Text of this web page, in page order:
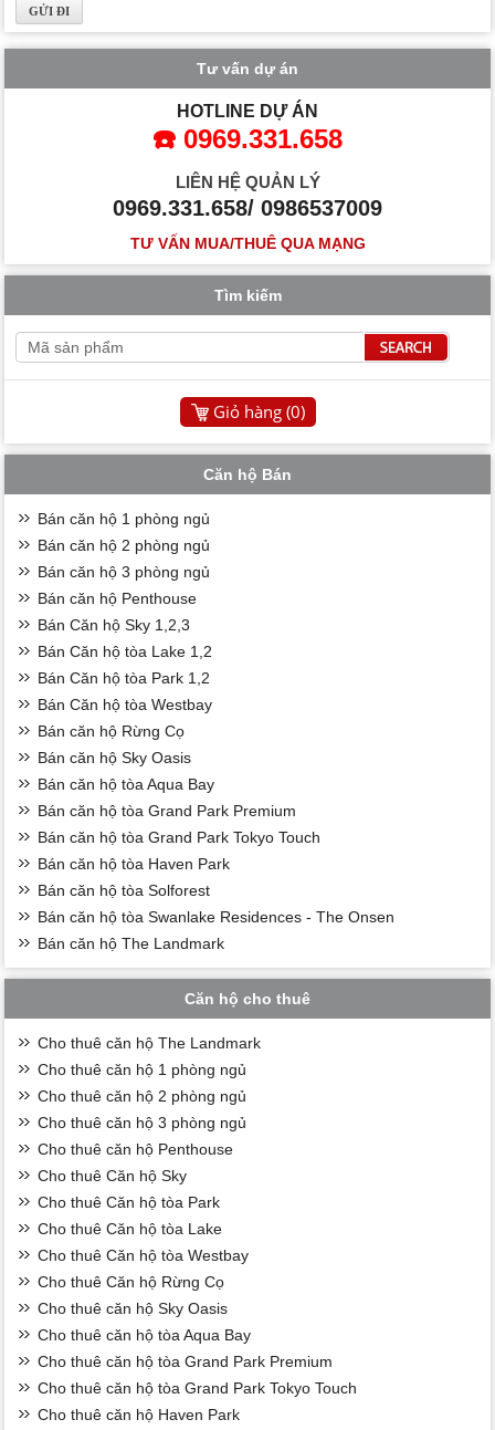
Tư vấn dự án
HOTLINE DỰ ÁN
☎️ 0969.331.658
LIÊN HỆ QUẢN LÝ
0969.331.658/ 0986537009
TƯ VẤN MUA/THUÊ QUA MẠNG
Tìm kiếm
Giỏ hàng (0)
Căn hộ Bán
Bán căn hộ 1 phòng ngủ
Bán căn hộ 2 phòng ngủ
Bán căn hộ 3 phòng ngủ
Bán căn hộ Penthouse
Bán Căn hộ Sky 1,2,3
Bán Căn hộ tòa Lake 1,2
Bán Căn hộ tòa Park 1,2
Bán Căn hộ tòa Westbay
Bán căn hộ Rừng Cọ
Bán căn hộ Sky Oasis
Bán căn hộ tòa Aqua Bay
Bán căn hộ tòa Grand Park Premium
Bán căn hộ tòa Grand Park Tokyo Touch
Bán căn hộ tòa Haven Park
Bán căn hộ tòa Solforest
Bán căn hộ tòa Swanlake Residences - The Onsen
Bán căn hộ The Landmark
Căn hộ cho thuê
Cho thuê căn hộ The Landmark
Cho thuê căn hộ 1 phòng ngủ
Cho thuê căn hộ 2 phòng ngủ
Cho thuê căn hộ 3 phòng ngủ
Cho thuê căn hộ Penthouse
Cho thuê Căn hộ Sky
Cho thuê Căn hộ tòa Park
Cho thuê Căn hộ tòa Lake
Cho thuê Căn hộ tòa Westbay
Cho thuê Căn hộ Rừng Cọ
Cho thuê căn hộ Sky Oasis
Cho thuê căn hộ tòa Aqua Bay
Cho thuê căn hộ tòa Grand Park Premium
Cho thuê căn hộ tòa Grand Park Tokyo Touch
Cho thuê căn hộ Haven Park